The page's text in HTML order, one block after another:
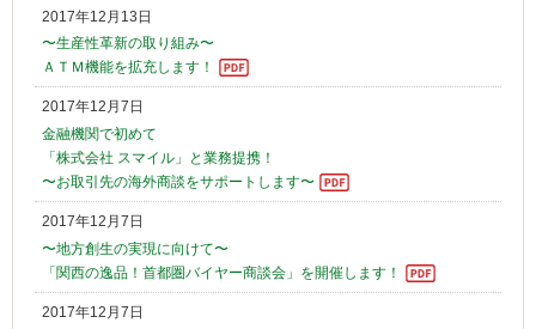
2017年12月13日
〜生産性革新の取り組み〜
ＡＴＭ機能を拡充します！
2017年12月7日
金融機関で初めて
「株式会社 スマイル」と業務提携！
〜お取引先の海外商談をサポートします〜
2017年12月7日
〜地方創生の実現に向けて〜
「関西の逸品！首都圏バイヤー商談会」を開催します！
2017年12月7日